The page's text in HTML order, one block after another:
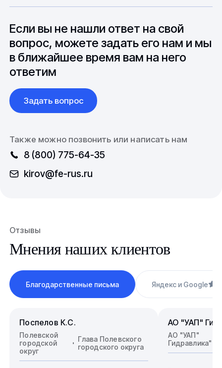
до 6 месяцев производства.
вопросы связанные с документацией и
международной логистикой.
Если вы не нашли ответ на свой
вопрос, можете задать его нам и мы
в ближайшее время вам на него
ответим
Задать вопрос
Также можно позвонить или написать нам
8 (800) 775-64-35
kirov@fe-rus.ru
Отзывы
Мнения наших клиентов
Благодарственные письма Яндекс и Google
Поспелов К.С.
Полевской
городской
округ
Глава Полевского
городского округа
АО "УАП"
АО "УАП"
Гидравлика"